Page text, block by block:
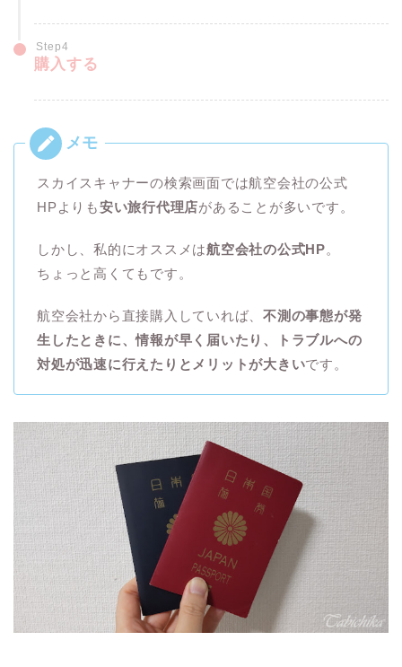
Step4
購入する
スカイスキャナーの検索画面では航空会社の公式
HPよりも安い旅行代理店があることが多いです。
しかし、私的にオススメは航空会社の公式HP。
ちょっと高くてもです。
航空会社から直接購入していれば、不測の事態が発
生したときに、情報が早く届いたり、トラブルへの
対処が迅速に行えたりとメリットが大きいです。